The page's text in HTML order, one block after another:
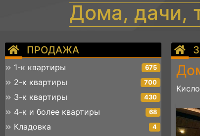
Дома, дачи,
ПРОДАЖА
1-к квартиры 675
2-к квартиры 700
3-к квартиры 430
4-к и более квартиры 68
Кладовка 4
19